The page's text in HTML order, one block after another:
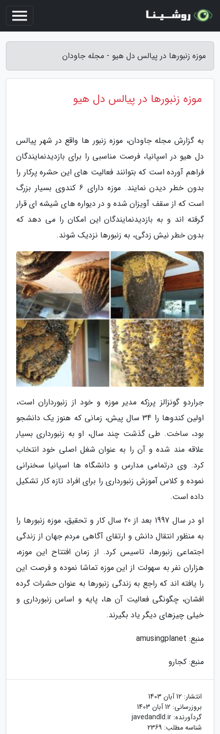
موزه زنبورها در پیالس دل هیو - مجله جاودان
موزه زنبورها در پیالس دل هیو
به گزارش مجله جاودان، موزه زنبور ها واقع در شهر پیالس
دل هیو در اسپانیا، فرصت مناسبی را برای بازدیدنمایندگان
فراهم آورده است که بتوانند فعالیت های این حشره پرکار را
بدون خطر دیدن نمایند. موزه دارای 6 کندوی بسیار بزرگ
است که از سقف آویزان شده و در دیواره های شیشه ای قرار
گرفته اند و به بازدیدنمایندگان این امکان را می دهد که
بدون خطر نیش زدگی، به زنبورها نزدیک شوند.
جراردو گونزالز پرزکه مدیر موزه و خود از زنبورداران است،
اولین کندوها را 34 سال پیش، زمانی که هنوز یک دانشجو
بود، ساخت. طی گذشت چند سال، او به زنبورداری بسیار
علاقه مند شده و آن را به عنوان شغل اصلی خود انتخاب
کرد. وی درتمامی مدارس و دانشگاه ها اسپانیا سخنرانی
نموده و کلاس آموزش زنبورداری را برای افراد تازه کار تشکیل
داده است.
او در سال 1997 بعد از 20 سال کار و تحقیق، موزه زنبورها را
به منظور انتقال دانش و ارتقای آگاهی مردم جهان از زندگی
اجتماعی زنبورها، تاسیس کرد. از زمان افتتاح این موزه،
هزاران نفر به سهولت از این موزه تماشا نموده و فرصت این
را یافته اند که راجع به زندگی زنبورها به عنوان حشرات گرده
افشان، چگونگی فعالیت آن ها، پایه و اساس زنبورداری و
خیلی چیزهای دیگر یاد بگیرند.
منبع: amusingplanet
منبع: کجارو
انتشار: 12 آبان 1403
بروزرسانی: 12 آبان 1403
گردآورنده: javedandld.ir
شناسه مطلب: 2369